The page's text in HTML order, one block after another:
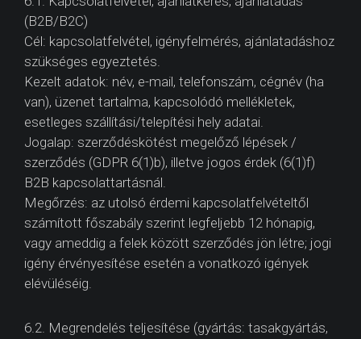
(B2B/B2C)
Cél: kapcsolatfelvétel, igényfelmérés, ajánlatadáshoz
szükséges egyeztetés.
Kezelt adatok: név, e-mail, telefonszám, cégnév (ha
van), üzenet tartalma, kapcsolódó mellékletek,
esetleges szállítási/telepítési hely adatai.
Jogalap: szerződéskötést megelőző lépések /
szerződés (GDPR 6(1)b), illetve jogos érdek (6(1)f)
B2B kapcsolattartásnál.
Megőrzés: az utolsó érdemi kapcsolatfelvételtől
számított főszabály szerint legfeljebb 12 hónapig,
vagy ameddig a felek között szerződés jön létre; jogi
igény érvényesítése esetén a vonatkozó igények
elévüléséig.
6.2. Megrendelés teljesítése (gyártás: tasakgyártás,